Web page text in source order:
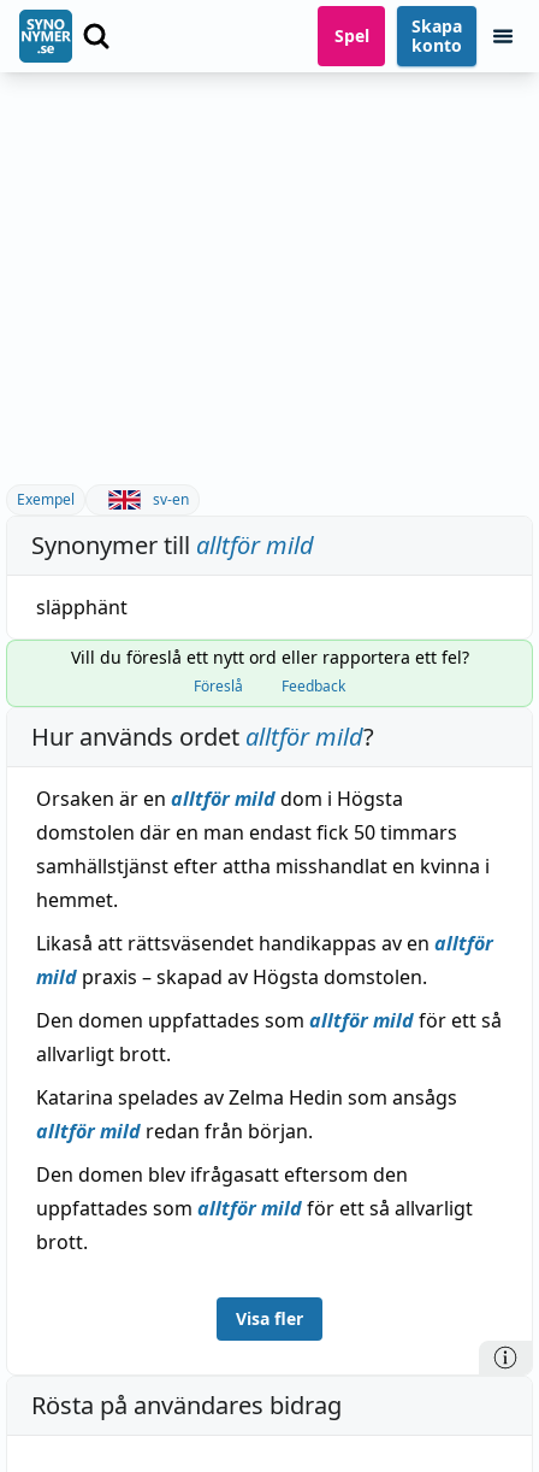
Spel
Skapa
konto
Exempel sv-en
Synonymer till alltför mild
släpphänt
Vill du föreslå ett nytt ord eller rapportera ett fel?
Föreslå Feedback
Hur används ordet alltför mild?
Orsaken är en alltför milddom i Högsta
domstolen där en man endast fick 50 timmars
samhällstjänst efter attha misshandlat en kvinna i
hemmet.
Likaså att rättsväsendet handikappas av en alltför
mild praxis – skapad av Högsta domstolen.
Den domen uppfattades som alltför mildför ett så
allvarligt brott.
Katarina spelades av Zelma Hedin som ansågs
alltför mild redan från början.
Den domen blev ifrågasatt eftersom den
uppfattades som alltför mildför ett så allvarligt
brott.
Visa fler
Rösta på användares bidrag